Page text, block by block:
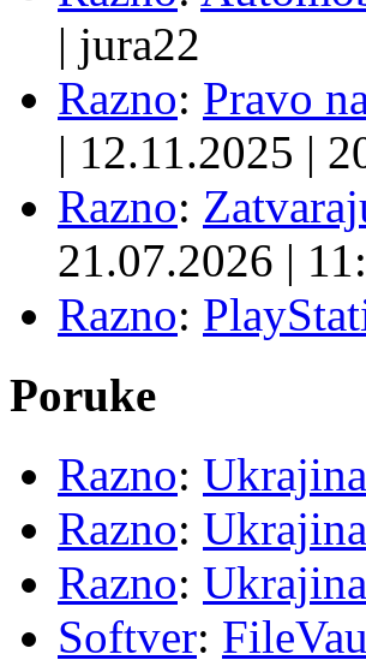
| jura22
Razno: Pravo
| 12.11.2025 |
Razno:
21.07.2026 |
Razno:
Poruke
Razno: Ukrajina
Razno: Ukrajina
Razno: Ukrajina
Softver: